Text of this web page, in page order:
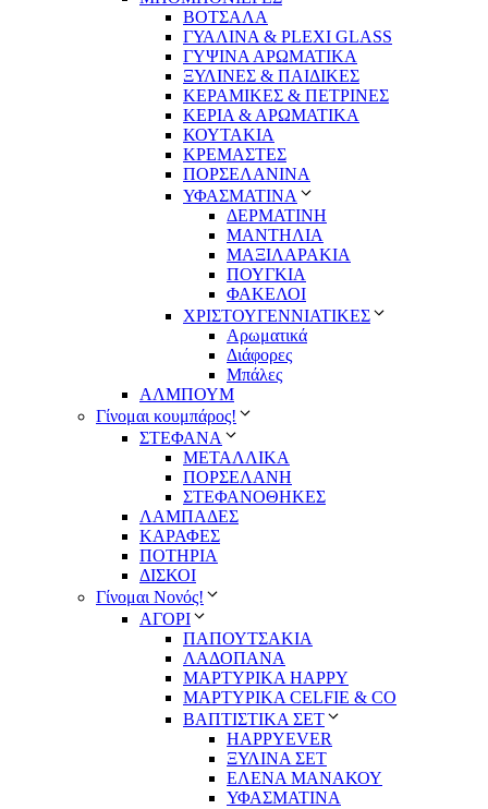
ΒΟΤΣΑΛΑ
ΓΥΑΛΙΝΑ & PLEXI GLASS
ΓΥΨΙΝΑ ΑΡΩΜΑΤΙΚΑ
ΞΥΛΙΝΕΣ & ΠΑΙΔΙΚΕΣ
ΚΕΡΑΜΙΚΕΣ & ΠΕΤΡΙΝΕΣ
ΚΕΡΙΑ & ΑΡΩΜΑΤΙΚΑ
ΚΟΥΤΑΚΙΑ
ΚΡΕΜΑΣΤΕΣ
ΠΟΡΣΕΛΑΝΙΝΑ
ΥΦΑΣΜΑΤΙΝA
ΔΕΡΜΑΤΙΝΗ
ΜΑΝΤΗΛΙΑ
ΜΑΞΙΛΑΡΑΚΙΑ
ΠΟΥΓΚΙΑ
ΦΑΚΕΛΟΙ
ΧΡΙΣΤΟΥΓΕΝΝΙΑΤΙΚΕΣ
Αρωματικά
Διάφορες
Μπάλες
ΑΛΜΠΟΥΜ
Γίνομαι κουμπάρος!
ΣΤΕΦΑΝΑ
ΜΕΤΑΛΛΙΚΑ
ΠΟΡΣΕΛΑΝΗ
ΣΤΕΦΑΝΟΘΗΚΕΣ
ΛΑΜΠΑΔΕΣ
ΚΑΡΑΦΕΣ
ΠΟΤΗΡΙΑ
ΔΙΣΚΟΙ
Γίνομαι Νονός!
ΑΓΟΡΙ
ΠΑΠΟΥΤΣΑΚΙΑ
ΛΑΔΟΠΑΝΑ
ΜΑΡΤΥΡΙΚΑ HAPPY
ΜΑΡΤΥΡΙΚΑ CELFIE & CO
ΒΑΠΤΙΣΤΙΚΑ ΣΕΤ
HAPPYEVER
ΞΥΛΙΝΑ ΣΕΤ
ΕΛΕΝΑ ΜΑΝΑΚΟΥ
ΥΦΑΣΜΑΤΙΝΑ